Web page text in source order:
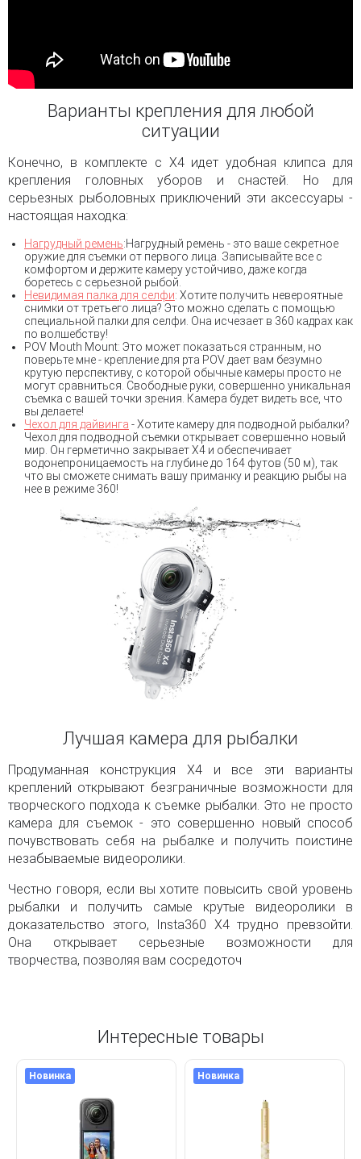
Варианты крепления для любой
ситуации
Конечно, в комплекте с X4 идет удобная клипса для
крепления головных уборов и снастей. Но для
серьезных рыболовных приключений эти аксессуары -
настоящая находка:
Нагрудный ремень:Нагрудный ремень - это ваше секретное
оружие для съемки от первого лица. Записывайте все с
комфортом и держите камеру устойчиво, даже когда
боретесь с серьезной рыбой.
Невидимая палка для селфи: Хотите получить невероятные
снимки от третьего лица? Это можно сделать с помощью
специальной палки для селфи. Она исчезает в 360 кадрах как
по волшебству!
POV Mouth Mount: Это может показаться странным, но
поверьте мне - крепление для рта POV дает вам безумно
крутую перспективу, с которой обычные камеры просто не
могут сравниться. Свободные руки, совершенно уникальная
съемка с вашей точки зрения. Камера будет видеть все, что
вы делаете!
Чехол для дайвинга - Хотите камеру для подводной рыбалки?
Чехол для подводной съемки открывает совершенно новый
мир. Он герметично закрывает X4 и обеспечивает
водонепроницаемость на глубине до 164 футов (50 м), так
что вы сможете снимать вашу приманку и реакцию рыбы на
нее в режиме 360!
Лучшая камера для рыбалки
Продуманная конструкция X4 и все эти варианты
креплений открывают безграничные возможности для
творческого подхода к съемке рыбалки. Это не просто
камера для съемок - это совершенно новый способ
почувствовать себя на рыбалке и получить поистине
незабываемые видеоролики.
Честно говоря, если вы хотите повысить свой уровень
рыбалки и получить самые крутые видеоролики в
доказательство этого, Insta360 X4 трудно превзойти.
Она открывает серьезные возможности для
творчества, позволяя вам сосредоточ
Интересные товары
Новинка Новинка